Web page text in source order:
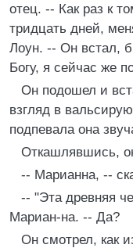
отец. -- Как раз к
тридцать дней,
Лоун. -- Он встал,
Богу, я сейчас же
Он подошел и
взгляд в
подпевала она
Откашлявшись,
-- Марианна, --
-- "Эта древняя
Мариан-на. -- Да?
Он смотрел, как